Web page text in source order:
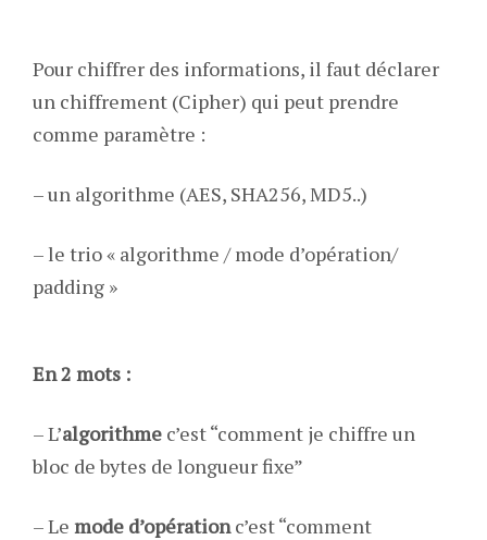
Pour chiffrer des informations, il faut déclarer
un chiffrement (Cipher) qui peut prendre
comme paramètre :
– un algorithme (AES, SHA256, MD5..)
– le trio « algorithme / mode d’opération/
padding »
En 2 mots :
– L’algorithme c’est “comment je chiffre un
bloc de bytes de longueur fixe”
– Le mode d’opérationc’est “comment